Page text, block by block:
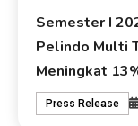
Semester I
Pelindo Multi
Meningkat
Press Release